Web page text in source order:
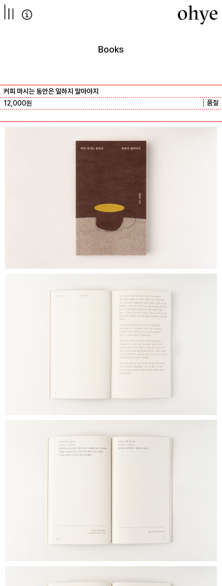
컨텐츠로
넘어가기
Books
커피 마시는 동안은 일하지 말아야지
12,000원 품절